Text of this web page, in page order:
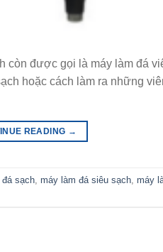
còn được gọi là máy làm đá
hoặc cách làm ra những
READING →
sạch máy làm đá siêu sạch máy